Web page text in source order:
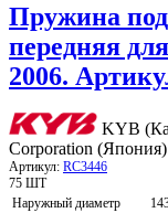
Пружина
передняя
2006.
KYB
Corporation (Япония)
Артикул: RC3446
75 ШТ
Наружный диаметр